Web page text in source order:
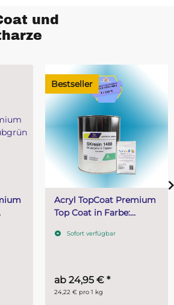
und
Bestseller
Acryl TopCoat Premium
Top Coat in Farbe:
Sofort verfügbar
ab 24,95 € *
24,22 € pro 1 kg